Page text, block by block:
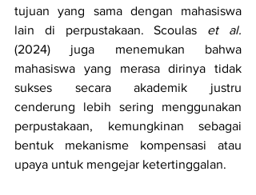
tujuan yang sama dengan mahasiswa
lain di perpustakaan. Scoulas
(2024) juga menemukan bahwa
mahasiswa yang merasa dirinya tidak
sukses secara akademik justru
cenderung lebih sering menggunakan
perpustakaan, kemungkinan sebagai
bentuk mekanisme kompensasi atau
upaya untuk mengejar ketertinggalan.